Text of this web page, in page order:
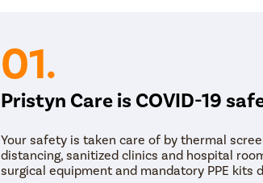
काही प्रौढ आणि किशोरवयीन
01.
Pristyn Care is COVID-19
Your safety is taken care of by thermal
distancing, sanitized clinics and hospital
surgical equipment and mandatory PPE kits